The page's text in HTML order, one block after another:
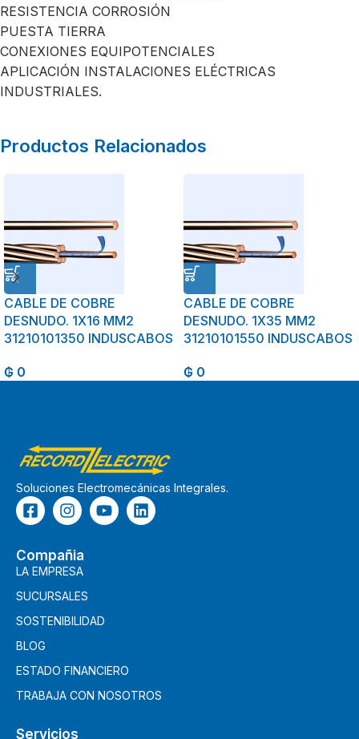
RESISTENCIA CORROSIÓN
PUESTA TIERRA
CONEXIONES EQUIPOTENCIALES
APLICACIÓN INSTALACIONES ELÉCTRICAS
INDUSTRIALES.
Productos Relacionados
CABLE DE COBRE
DESNUDO. 1X16 MM2
31210101350 INDUSCABOS
₲ 0
CABLE DE COBRE
DESNUDO. 1X35 MM2
31210101550 INDUSCABOS
₲ 0
Soluciones Electromecánicas Integrales.
Compañia
LA EMPRESA
SUCURSALES
SOSTENIBILIDAD
BLOG
ESTADO FINANCIERO
TRABAJA CON NOSOTROS
Servicios